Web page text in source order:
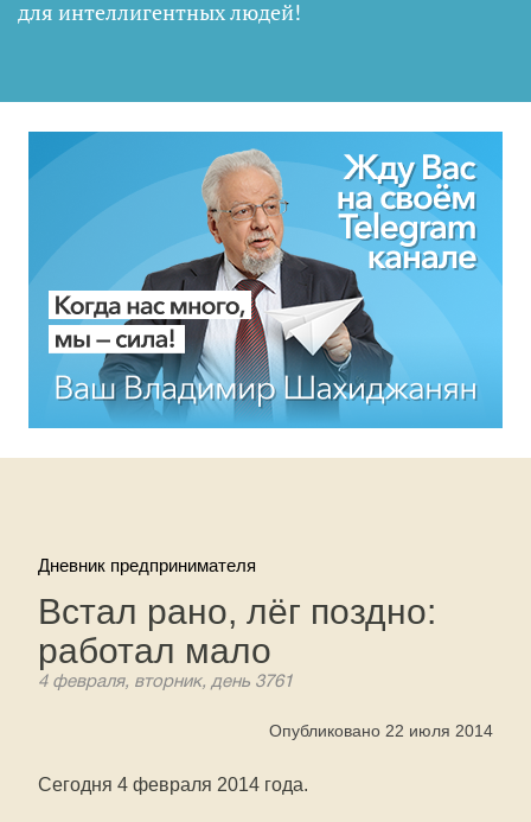
для интеллигентных людей!
Дневник предпринимателя
Встал рано, лёг поздно:
работал мало
4 февраля, вторник, день 3761
Опубликовано 22 июля 2014
Сегодня 4 февраля 2014 года.